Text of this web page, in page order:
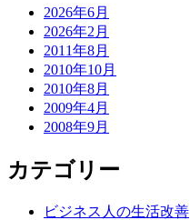
2026年6月
2026年2月
2011年8月
2010年10月
2010年8月
2009年4月
2008年9月
カテゴリー
ビジネス人の生活改善